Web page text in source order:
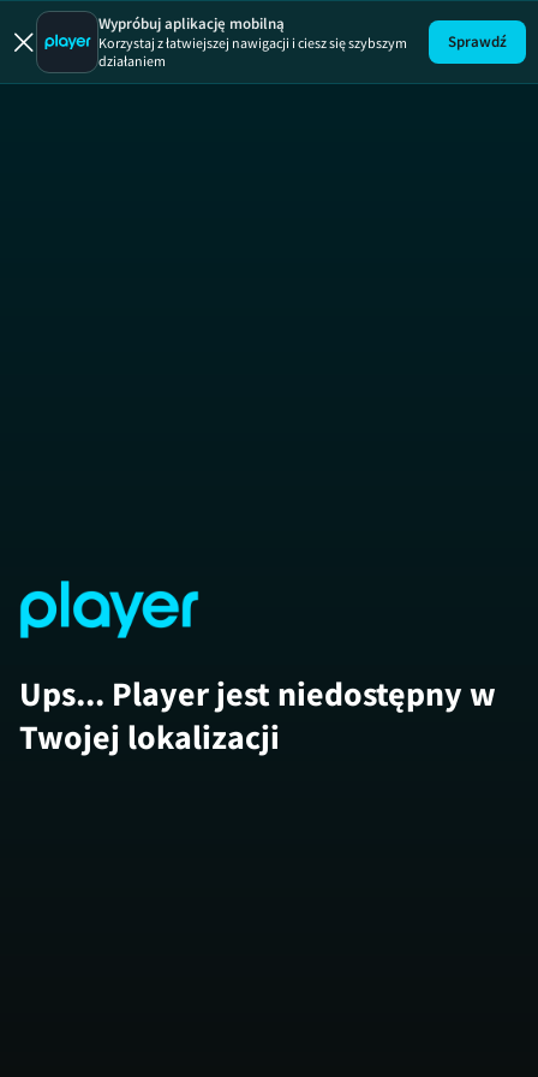
Wypróbuj aplikację mobilną
Korzystaj z łatwiejszej nawigacji i ciesz się szybszym
działaniem
Sprawdź
Ups... Player jest niedostępny w
Twojej lokalizacji